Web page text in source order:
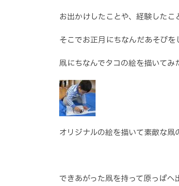
お出かけしたことや、経験した
そこでお正月にちなんだあそび
凧にちなんでタコの絵を描いてみ
オリジナルの絵を描いて素敵な
できあがった凧を持って原っぱ